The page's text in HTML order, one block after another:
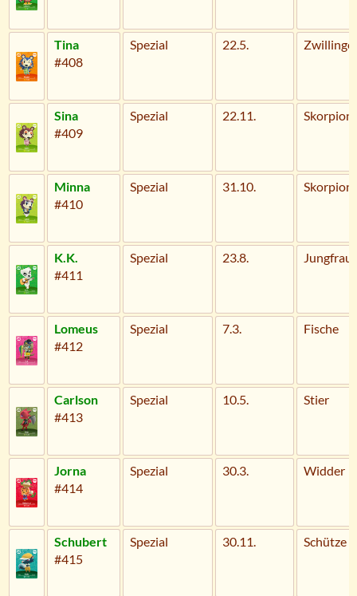
Tina
#408
Spezial 22.5. Zwillinge
Sina
#409
Spezial 22.11. Skorpion
Minna
#410
Spezial 31.10. Skorpion
K.K.
#411
Spezial 23.8. Jungfrau
Lomeus
#412
Spezial 7.3. Fische
Carlson
#413
Spezial 10.5. Stier
Jorna
#414
Spezial 30.3. Widder
Schubert
#415
Spezial 30.11. Schütze